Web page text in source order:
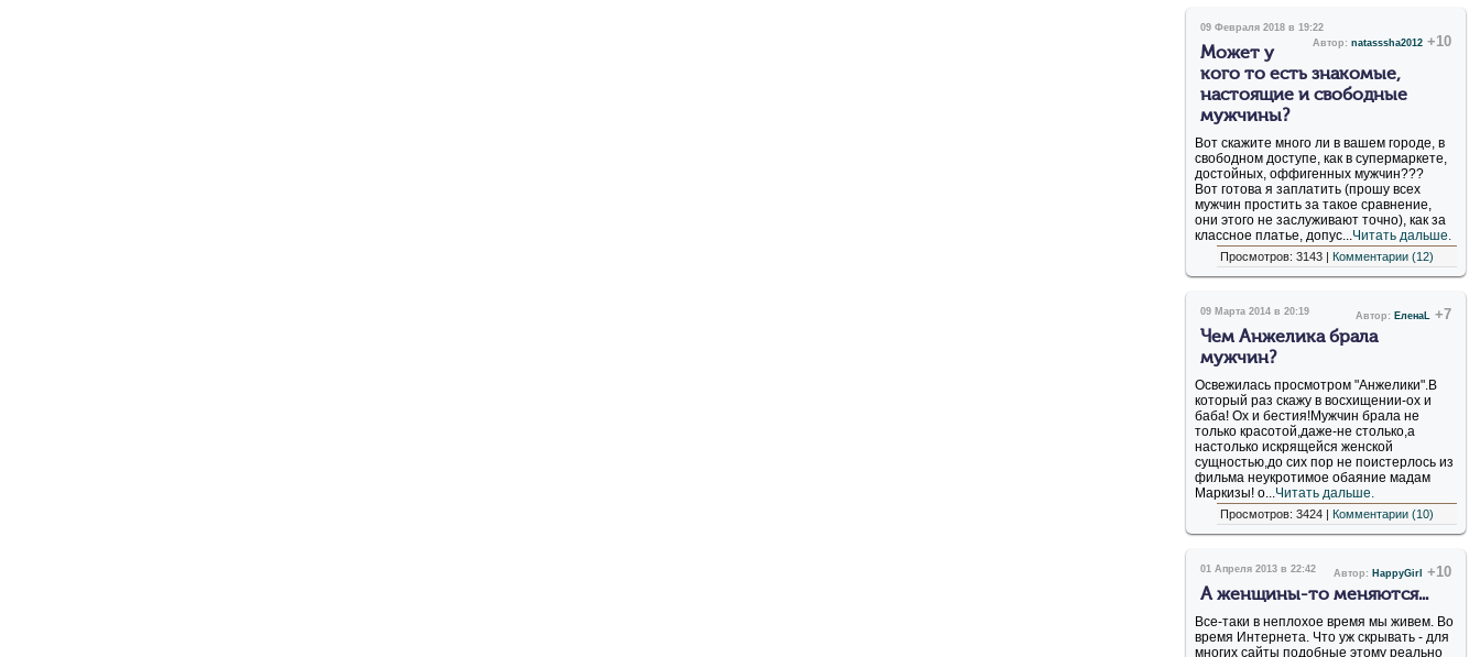
09 Февраля 2018 в 19:22
Автор: natasssha2012+10
Может у
кого то есть знакомые,
настоящие и свободные
мужчины?
Вот скажите много ли в вашем городе, в
свободном доступе, как в супермаркете,
достойных, оффигенных мужчин???
Вот готова я заплатить (прошу всех
мужчин простить за такое сравнение,
они этого не заслуживают точно), как за
классное платье, допус...Читать дальше.
Просмотров: 3143 | Комментарии (12)
09 Марта 2014 в 20:19 Автор: ЕленаL+7
Чем Анжелика брала
мужчин?
Освежилась просмотром "Анжелики".В
который раз скажу в восхищении-ох и
баба! Ох и бестия!Мужчин брала не
только красотой,даже-не столько,а
настолько искрящейся женской
сущностью,до сих пор не поистерлось из
фильма неукротимое обаяние мадам
Маркизы! о...Читать дальше.
Просмотров: 3424 | Комментарии (10)
01 Апреля 2013 в 22:42 Автор: HappyGirl +10
А женщины-то меняются...
Все-таки в неплохое время мы живем. Во
время Интернета. Что уж скрывать - для
многих сайты подобные этому реально